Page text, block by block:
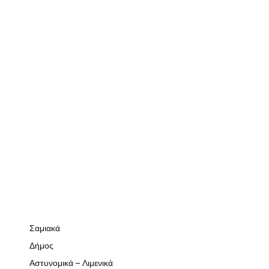
Σαμιακά
Δήμος
Αστυνομικά – Λιμενικά